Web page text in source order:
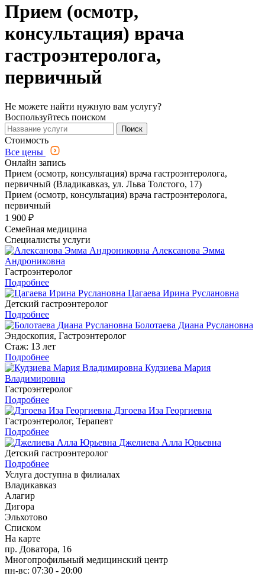
Прием (осмотр,
консультация) врача
гастроэнтеролога,
первичный
Не можете найти нужную вам услугу?
Воспользуйтесь поиском
Поиск
Стоимость
Все цены
Онлайн запись
Прием (осмотр, консультация) врача гастроэнтеролога,
первичный (Владикавказ, ул. Льва Толстого, 17)
Прием (осмотр, консультация) врача гастроэнтеролога,
первичный
1 900 ₽
Семейная медицина
Специалисты услуги
Алексанова Эмма
Андрониковна
Гастроэнтеролог
Подробнее
Цагаева Ирина Руслановна
Детский гастроэнтеролог
Подробнее
Болотаева Диана Руслановна
Эндоскопия, Гастроэнтеролог
Стаж: 13 лет
Подробнее
Кудзиева Мария
Владимировна
Гастроэнтеролог
Подробнее
Дзгоева Иза Георгиевна
Гастроэнтеролог, Терапевт
Подробнее
Джелиева Алла Юрьевна
Детский гастроэнтеролог
Подробнее
Услуга доступна в филиалах
Владикавказ
Алагир
Дигора
Эльхотово
Списком
На карте
пр. Доватора, 16
Многопрофильный медицинский центр
пн-вс: 07:30 - 20:00